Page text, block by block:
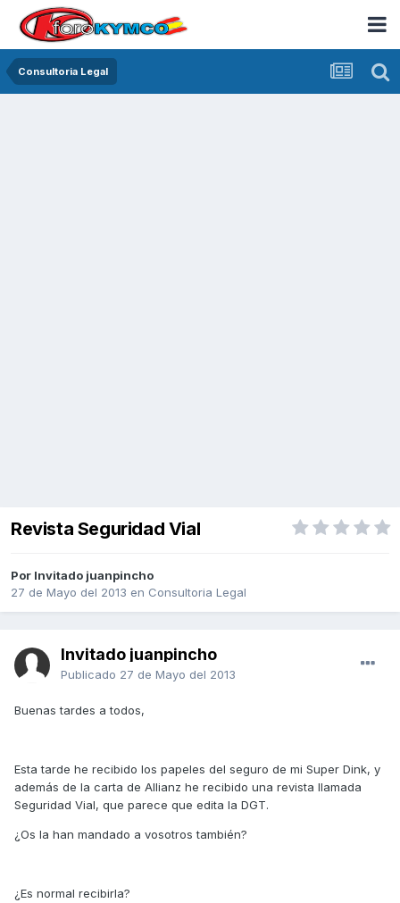
Consultoria Legal
Revista Seguridad Vial
Por Invitado juanpincho
27 de Mayo del 2013 en Consultoria Legal
Invitado juanpincho
Publicado 27 de Mayo del 2013
Buenas tardes a todos,
Esta tarde he recibido los papeles del seguro de mi Super Dink, y
además de la carta de Allianz he recibido una revista llamada
Seguridad Vial, que parece que edita la DGT.
¿Os la han mandado a vosotros también?
¿Es normal recibirla?